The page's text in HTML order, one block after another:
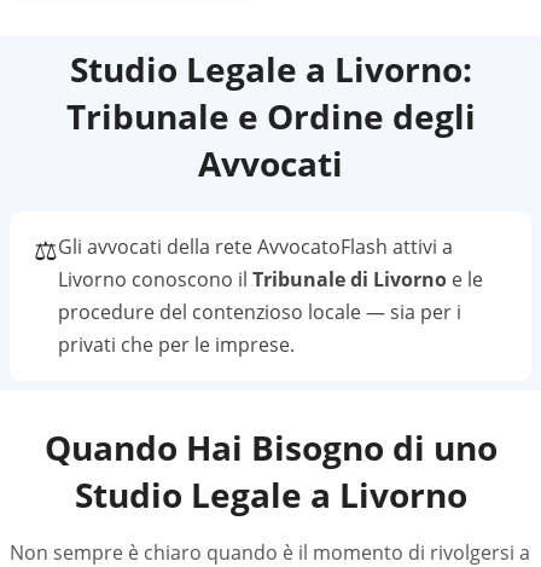
Studio Legale a Livorno:
Tribunale e Ordine degli
Avvocati
⚖️Gli avvocati della rete AvvocatoFlash attivi a
Livorno conoscono il Tribunale di Livorno e le
procedure del contenzioso locale — sia per i
privati che per le imprese.
Quando Hai Bisogno di uno
Studio Legale a Livorno
Non sempre è chiaro quando è il momento di rivolgersi a